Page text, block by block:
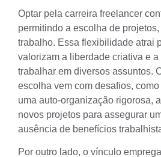
Optar pela carreira freelancer
permitindo a escolha de
trabalho. Essa flexibilidade atrai
valorizam a liberdade criativa e
trabalhar em diversos assuntos.
escolha vem com desafios,
uma auto-organização rigorosa,
novos projetos para assegurar
ausência de benefícios
Por outro lado, o vínculo